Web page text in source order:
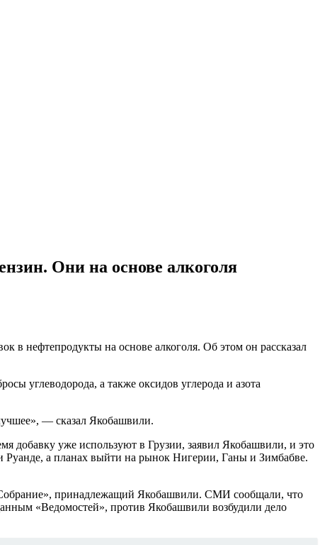
Они на основе алкоголя
в нефтепродукты на основе алкоголя. Об этом он рассказал
углеводорода, а также оксидов углерода и азота
— сказал Якобашвили.
добавку уже используют в Грузии, заявил Якобашвили, и это
а планах выйти на рынок Нигерии, Ганы и Зимбабве.
принадлежащий Якобашвили. СМИ сообщали, что
«Ведомостей», против Якобашвили возбудили дело